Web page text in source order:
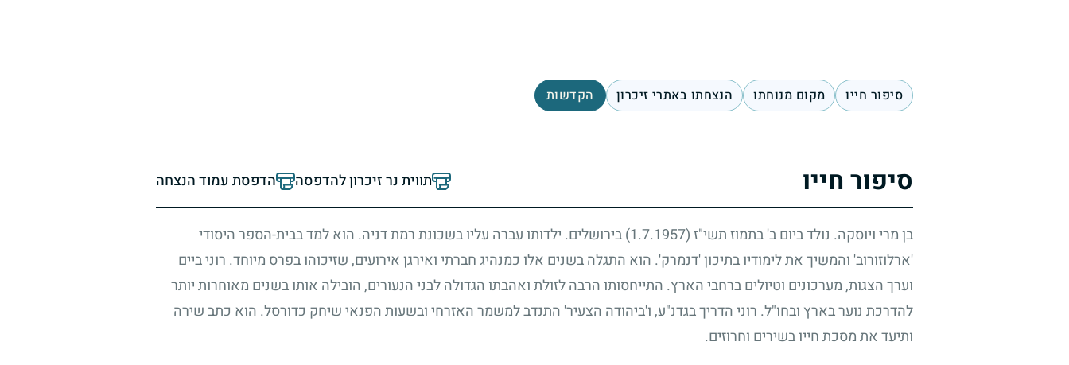
סיפור חייו מקום מנוחתו הנצחתו באתרי זיכרון הקדשות
סיפור חייו תווית נר זיכרון להדפסה הדפסת עמוד הנצחה
בן מרי ויוסקה. נולד ביום ב' בתמוז תשי"ז(1.7.1957)
בירושלים. ילדותו עברה עליו בשכונת רמת דניה. הוא למד בבית-הספר היסודי
'ארלוזורוב' והמשיך את לימודיו בתיכון 'דנמרק'. הוא התגלה בשנים אלו כמנהיג חברתי ואירגן אירועים, שזיכוהו בפרס מיוחד. רוני ביים
וערך הצגות, מערכונים וטיולים ברחבי הארץ. התייחסותו הרבה לזולת ואהבתו הגדולה לבני הנעורים, הובילה אותו בשנים מאוחרות יותר
להדרכת נוער בארץ ובחו"ל. רוני הדריך בגדנ"ע, ו'ביהודה הצעיר' התנדב למשמר האזרחי ובשעות הפנאי שיחק כדורסל. הוא כתב שירה
ותיעד את מסכת חייו בשירים וחרוזים.